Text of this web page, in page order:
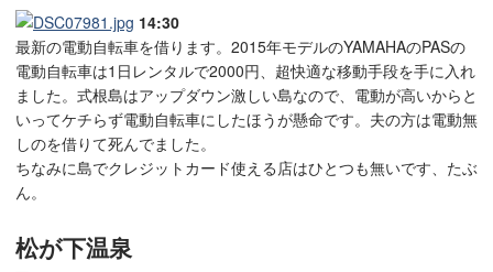
14:30
最新の電動自転車を借ります。2015年モデルのYAMAHAのPASの
電動自転車は1日レンタルで2000円、超快適な移動手段を手に入れ
ました。式根島はアップダウン激しい島なので、電動が高いからと
いってケチらず電動自転車にしたほうが懸命です。夫の方は電動無
しのを借りて死んでました。
ちなみに島でクレジットカード使える店はひとつも無いです、たぶ
ん。
松が下温泉